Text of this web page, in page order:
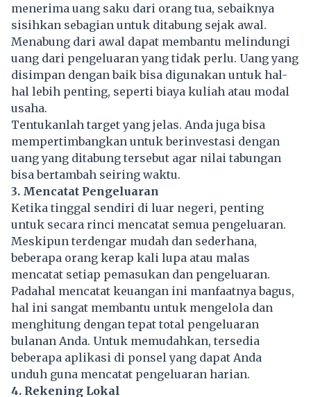
menerima uang saku dari orang tua, sebaiknya
sisihkan sebagian untuk ditabung sejak awal.
Menabung dari awal dapat membantu melindungi
uang dari pengeluaran yang tidak perlu. Uang yang
disimpan dengan baik bisa digunakan untuk hal-
hal lebih penting, seperti biaya kuliah atau modal
usaha.
Tentukanlah target yang jelas. Anda juga bisa
mempertimbangkan untuk berinvestasi dengan
uang yang ditabung tersebut agar nilai tabungan
bisa bertambah seiring waktu.
3. Mencatat Pengeluaran
Ketika tinggal sendiri di luar negeri, penting
untuk secara rinci mencatat semua pengeluaran.
Meskipun terdengar mudah dan sederhana,
beberapa orang kerap kali lupa atau malas
mencatat setiap pemasukan dan pengeluaran.
Padahal mencatat keuangan ini manfaatnya bagus,
hal ini sangat membantu untuk mengelola dan
menghitung dengan tepat total pengeluaran
bulanan Anda. Untuk memudahkan, tersedia
beberapa aplikasi di ponsel yang dapat Anda
unduh guna mencatat pengeluaran harian.
4. Rekening Lokal